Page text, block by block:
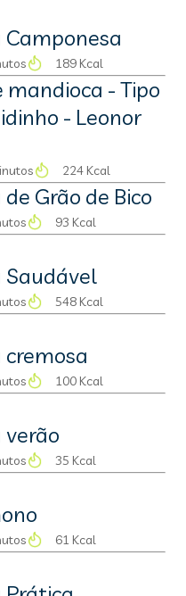
189 Kcal
mandioca - Tipo
- Leonor
224 Kcal
Grão de Bico
93 Kcal
Saudável
548 Kcal
100 Kcal
verão
35 Kcal
61 Kcal